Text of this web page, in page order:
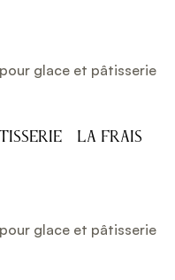
à la fraise